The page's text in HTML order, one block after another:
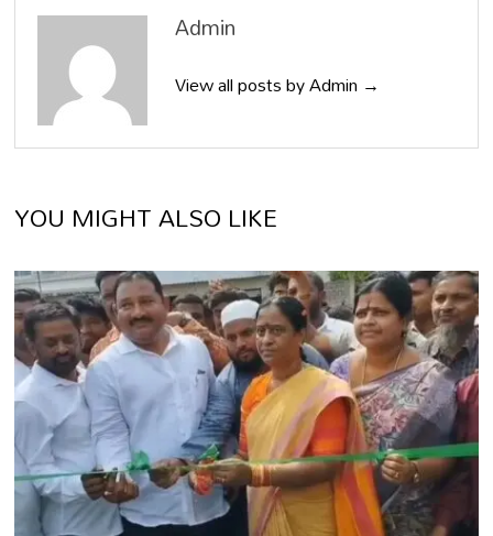
Admin
View all posts by Admin →
YOU MIGHT ALSO LIKE